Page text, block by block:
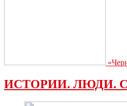
ИСТОРИИ. ЛЮДИ.